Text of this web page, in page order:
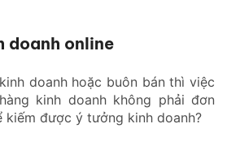
doanh online
doanh hoặc buôn bán thì việc
kinh doanh không phải đơn
kiếm được ý tưởng kinh doanh?